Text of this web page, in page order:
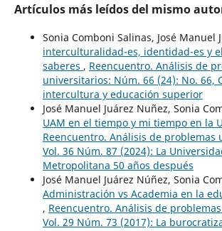
Artículos más leídos del mismo
Sonia Comboni Salinas, José Manuel
interculturalidad-es, identidad-es y
saberes , Reencuentro. Análisis de
universitarios: Núm. 66 (24): No. 66,
intercultura y educación superior
José Manuel Juárez Nuñez, Sonia
UAM en el tiempo y mi tiempo en la
Reencuentro. Análisis de problemas
Vol. 36 Núm. 87 (2024): La
Metropolitana 50 años después
José Manuel Juárez Núñez, Sonia
Administración vs Academia en la
, Reencuentro. Análisis de
Vol. 29 Núm. 73 (2017): La